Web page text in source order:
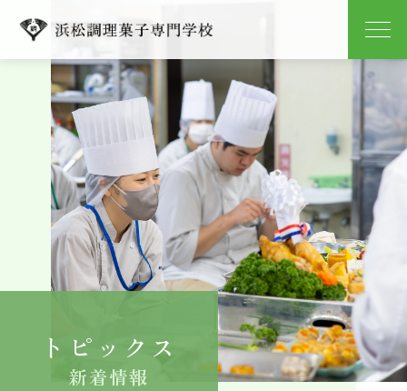
学校紹介
学科紹介
キャンパスライフ
就職
よくある質問
トピックス
新着情報